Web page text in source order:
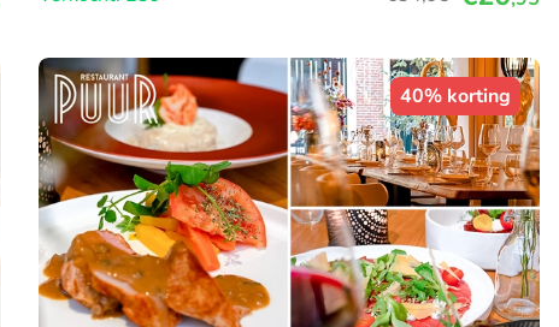
40% korting